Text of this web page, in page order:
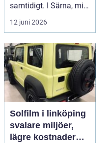
samtidigt. I Särna, mitt
i norra Dalarna,...
12 juni 2026
Solfilm i linköping
svalare miljöer,
lägre kostnader